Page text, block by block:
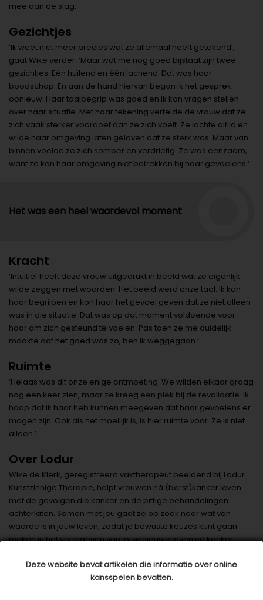
Deze website bevat artikelen die informatie over online
kansspelen bevatten.
mee aan de slag.’
Gezichtjes
‘Ik weet niet meer precies wat ze allemaal heeft getekend’,
gaat Wike verder. ‘Maar wat me nog goed bijstaat zijn twee
gezichtjes. Eén huilend en één lachend. Dat was haar
boodschap. En aan de hand hiervan begon ik het gesprek
opnieuw. Haar taalbegrip was goed en ik kon vragen stellen
over haar situatie. Met haar tekening vertelde de vrouw dat ze
zich vaak sterker voordoet dan ze zich voelt. Ze lachte altijd en
wilde haar omgeving laten geloven dat ze sterk was. Maar van
binnen voelde ze zich somber en verdrietig. Ze was eenzaam,
want ze kon haar omgeving niet betrekken bij haar gevoelens.’
Het was een heel waardevol moment
Kracht
‘Intuïtief heeft deze vrouw uitgedrukt in beeld wat ze eigenlijk
wilde zeggen met woorden. Het beeld werd onze taal. Ik kon
haar begrijpen en kon haar het gevoel geven dat ze niet alleen
was in die situatie. Dat was op dat moment voldoende voor
haar om zich gesteund te voelen. Pas toen ze me duidelijk
maakte dat het goed was zo, ben ik weggegaan.’
Ruimte
‘Helaas was dit onze enige ontmoeting. We wilden elkaar graag
nog een keer zien, maar ze kreeg een plek bij de revalidatie. Ik
hoop dat ik haar heb kunnen meegeven dat haar gevoelens er
mogen zijn. Ook als het moeilijk is, is hier ruimte voor. Ze is niet
alleen.’
Over Lodur
Wike de Klerk, geregistreerd vaktherapeut beeldend bij Lodur
Kunstzinnige Therapie, helpt vrouwen ná (borst)kanker leven
met de gevolgen die kanker en de pittige behandelingen
achterlaten. Samen met jou gaat ze op zoek naar wat van
waarde is in jouw leven, zodat je bewuste keuzes kunt gaan
maken in het vormgeven van jouw nieuwe leven ná kanker.
Datum: 13 februari 2023